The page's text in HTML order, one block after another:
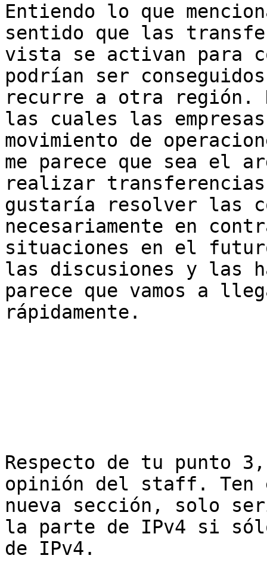
Entiendo lo que
sentido que las
vista se activan para
podrían ser
recurre a otra región.
las cuales las
movimiento de
me parece que sea el
realizar transferencias
gustaría resolver las
necesariamente en
situaciones en el
las discusiones y las
parece que vamos a
rápidamente.
Respecto de tu punto
opinión del staff. Ten
nueva sección, solo
la parte de IPv4 si
de IPv4.